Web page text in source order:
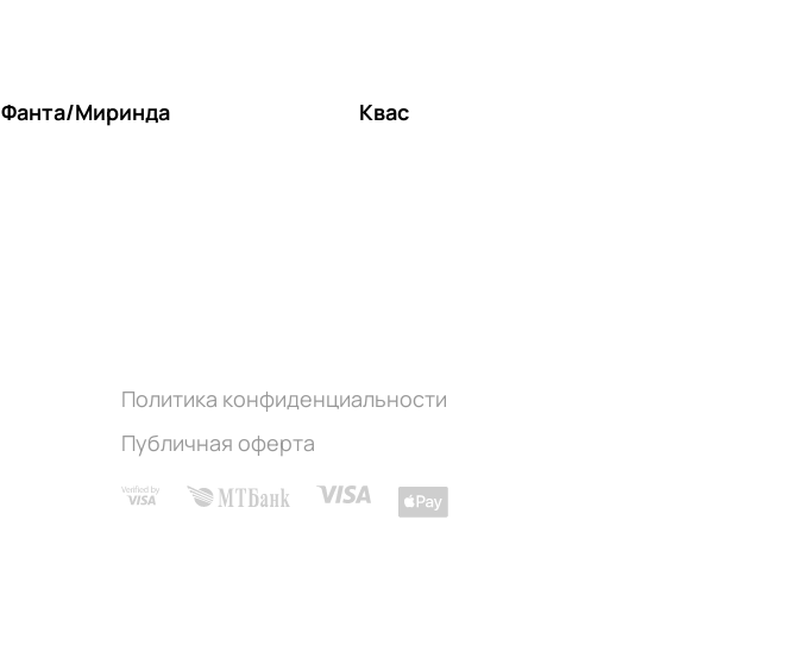
Фанта/Миринда Квас
Политика конфиденциальности
Публичная оферта